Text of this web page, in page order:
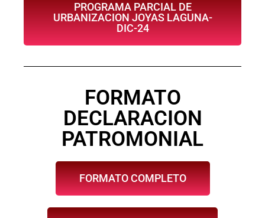
PROGRAMA PARCIAL DE
URBANIZACION JOYAS LAGUNA-
DIC-24
FORMATO
DECLARACION
PATROMONIAL
FORMATO COMPLETO